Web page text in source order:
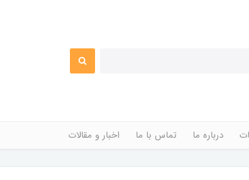
درباره ما تماس با ما اخبار و مقالات